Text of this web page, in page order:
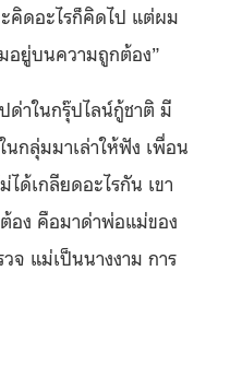
คิดอะไรก็คิดไป แต่ผม
อยู่บนความถูกต้อง”
ด่าในกรุ๊ปไลน์กู้ชาติ มี
กลุ่มมาเล่าให้ฟัง เพื่อน
ด้เกลียดอะไรกัน เขา
อง คือมาด่าพ่อแม่ของ
จ แม่เป็นนางงาม การ